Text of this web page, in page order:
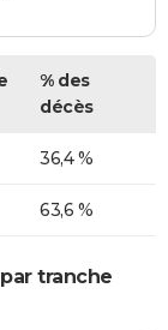
% des
décès
36,4 %
63,6 %
tranche